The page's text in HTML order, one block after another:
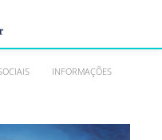
INFORMAÇÕES